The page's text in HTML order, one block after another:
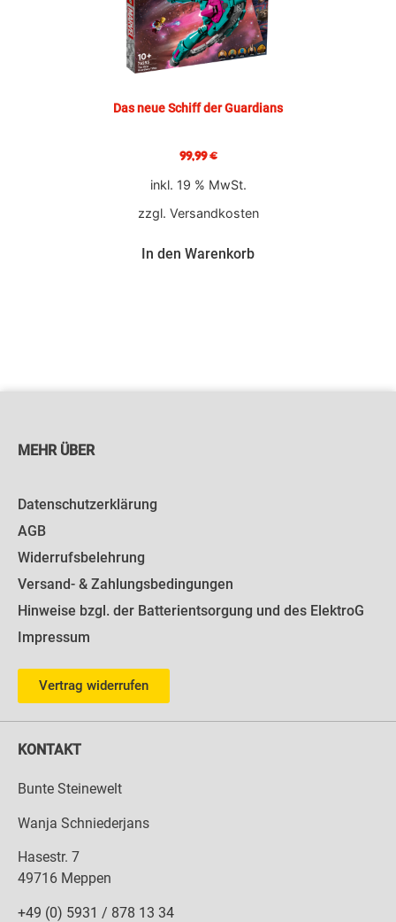
Das neue Schiff der Guardians
99,99€
inkl. 19 % MwSt.
zzgl. Versandkosten
In den Warenkorb
MEHR ÜBER
Datenschutzerklärung
AGB
Widerrufsbelehrung
Versand- & Zahlungsbedingungen
Hinweise bzgl. der Batterientsorgung und des ElektroG
Impressum
Vertrag widerrufen
KONTAKT
Bunte Steinewelt
Wanja Schniederjans
Hasestr. 7
49716 Meppen
+49 (0) 5931 / 878 13 34